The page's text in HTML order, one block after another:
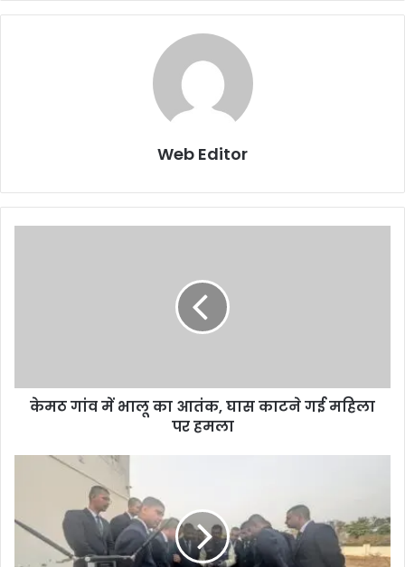
Web Editor
केमठ गांव में भालू का आतंक, घास काटने गई महिला
पर हमला